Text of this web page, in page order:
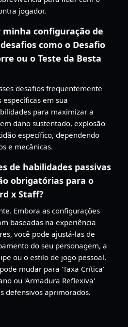
jogador.
minha configuração de
como o Desafio
ou o Teste da Besta
desafios frequentemente
em sua
para maximizar a
dano sustentado, explosão
específico, dependendo
e mecânicas.
de habilidades passivas
obrigatórias para o
x Staff?
Embora as configurações
baseadas na experiência
você pode ajustá-las de
do seu personagem, a
ou o estilo de jogo pessoal.
mudar para 'Taxa Crítica'
ou 'Armadura Reflexiva'
defensivos aprimorados.